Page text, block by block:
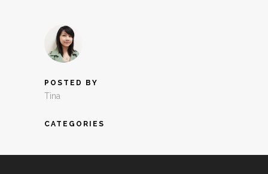
POSTED BY
Tina
CATEGORIES